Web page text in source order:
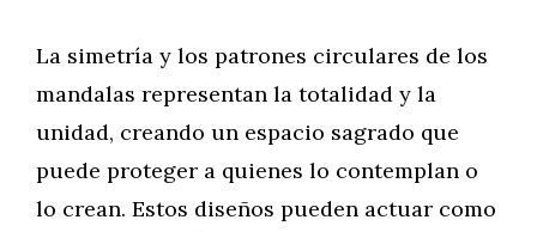
La simetría y los patrones circulares de los
mandalas representan la totalidad y la
unidad, creando un espacio sagrado que
puede proteger a quienes lo contemplan o
lo crean. Estos diseños pueden actuar como